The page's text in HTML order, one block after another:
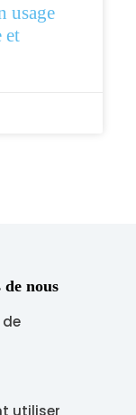
usage
et
nous
de
utiliser